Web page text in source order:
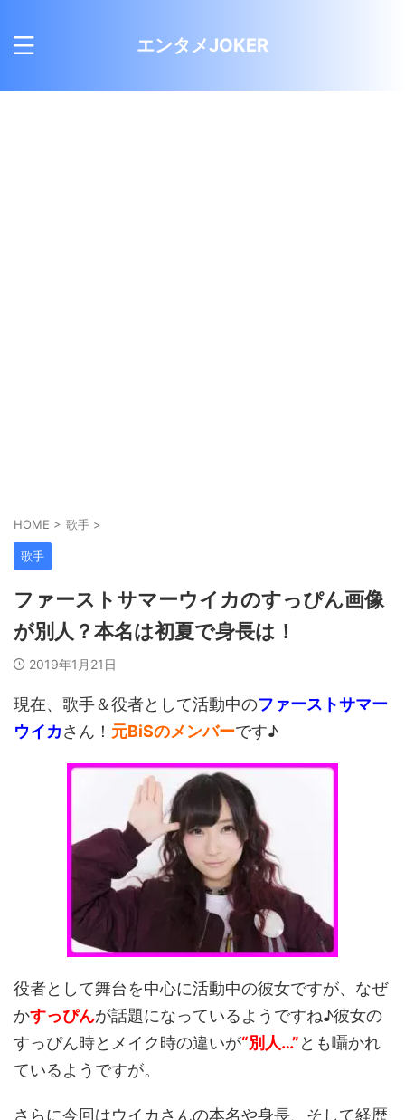
エンタメJOKER
HOME > 歌手 >
歌手
ファーストサマーウイカのすっぴん画像
が別人？本名は初夏で身長は！
2019年1月21日
現在、歌手＆役者として活動中のファーストサマー
ウイカさん！ 元BiSのメンバーです♪
役者として舞台を中心に活動中の彼女ですが、なぜ
かすっぴんが話題になっているようですね♪彼女の
すっぴん時とメイク時の違いが“別人…”とも囁かれ
ているようですが。
さらに今回はウイカさんの本名や身長、そして経歴